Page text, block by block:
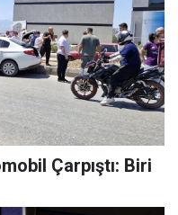
Çarpıştı: Biri